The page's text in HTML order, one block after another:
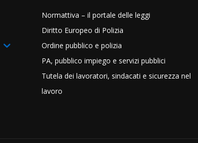
Normattiva – il portale delle leggi
Diritto Europeo di Polizia
Ordine pubblico e polizia
PA, pubblico impiego e servizi pubblici
Tutela dei lavoratori, sindacati e sicurezza nel
lavoro